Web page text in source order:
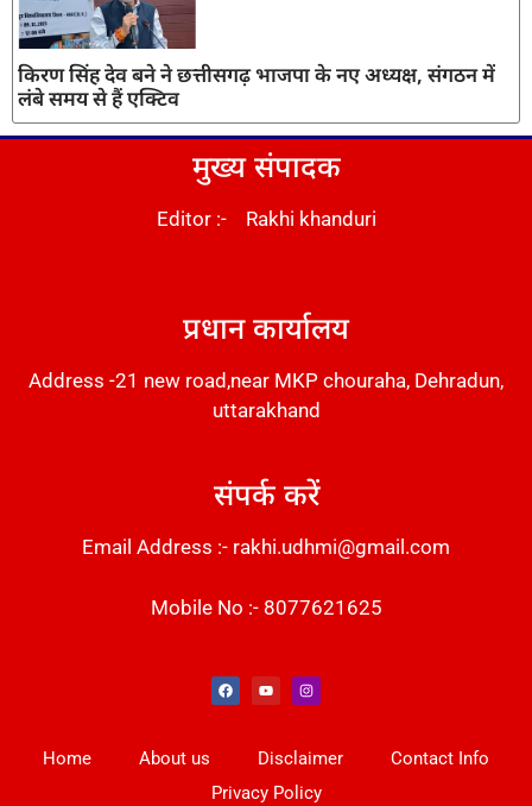
किरण सिंह देव बने ने छत्तीसगढ़ भाजपा के नए अध्यक्ष, संगठन में
लंबे समय से हैं एक्टिव
मुख्य संपादक
Editor :- Rakhi khanduri
प्रधान कार्यालय
Address -21 new road,near MKP chouraha, Dehradun,
uttarakhand
संपर्क करें
Email Address :- rakhi.udhmi@gmail.com
Mobile No :- 8077621625
Home About us Disclaimer
Contact Info
Privacy Policy